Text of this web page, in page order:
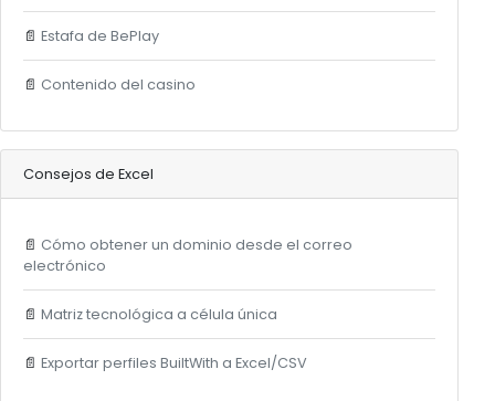
📄 Estafa de BePlay
📄 Contenido del casino
Consejos de Excel
📄 Cómo obtener un dominio desde el correo
electrónico
📄 Matriz tecnológica a célula única
📄 Exportar perfiles BuiltWith a Excel/CSV